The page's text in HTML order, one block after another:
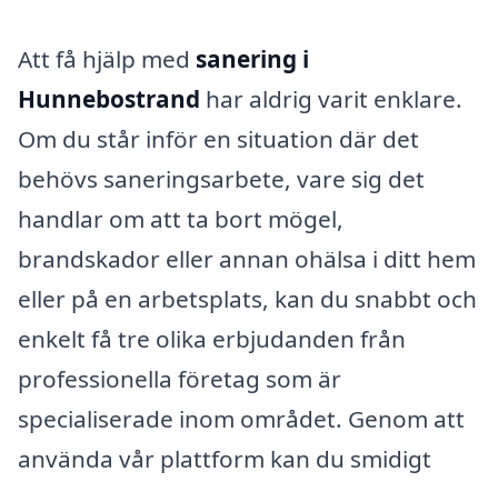
Att få hjälp med sanering i
Hunnebostrand har aldrig varit enklare.
Om du står inför en situation där det
behövs saneringsarbete, vare sig det
handlar om att ta bort mögel,
brandskador eller annan ohälsa i ditt hem
eller på en arbetsplats, kan du snabbt och
enkelt få tre olika erbjudanden från
professionella företag som är
specialiserade inom området. Genom att
använda vår plattform kan du smidigt